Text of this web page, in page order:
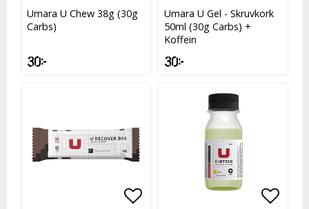
Umara U Chew 38g (30g
Carbs)
30 kr
Umara U Gel - Skruvkork
50ml (30g Carbs) +
Koffein
30 kr